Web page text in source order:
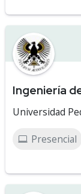
Ingeniería
Universidad
Presencial